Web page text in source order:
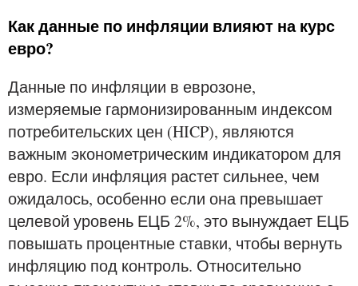
Как данные по инфляции влияют на курс
евро?
Данные по инфляции в еврозоне,
измеряемые гармонизированным индексом
потребительских цен (HICP), являются
важным эконометрическим индикатором для
евро. Если инфляция растет сильнее, чем
ожидалось, особенно если она превышает
целевой уровень ЕЦБ 2%, это вынуждает ЕЦБ
повышать процентные ставки, чтобы вернуть
инфляцию под контроль. Относительно